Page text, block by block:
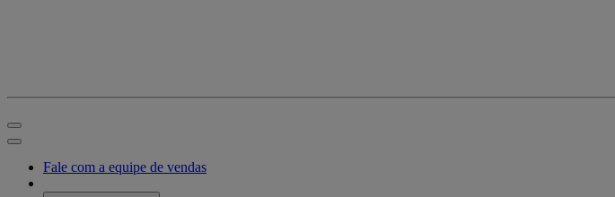
Fale com a equipe de vendas